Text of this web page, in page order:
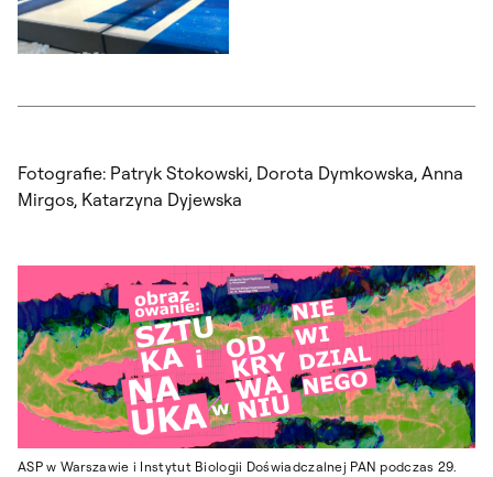
Fotografie: Patryk Stokowski, Dorota Dymkowska, Anna
Mirgos, Katarzyna Dyjewska
ASP w Warszawie i Instytut Biologii Doświadczalnej PAN podczas 29.